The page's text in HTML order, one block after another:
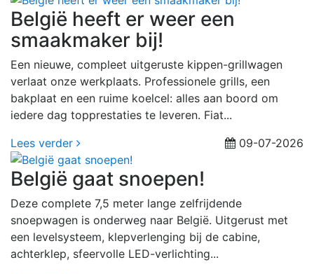
België heeft er weer een
smaakmaker bij!
Een nieuwe, compleet uitgeruste kippen-grillwagen
verlaat onze werkplaats. Professionele grills, een
bakplaat en een ruime koelcel: alles aan boord om
iedere dag topprestaties te leveren. Fiat...
Lees verder
09-07-2026
België gaat snoepen!
Deze complete 7,5 meter lange zelfrijdende
snoepwagen is onderweg naar België. Uitgerust met
een levelsysteem, klepverlenging bij de cabine,
achterklep, sfeervolle LED-verlichting...